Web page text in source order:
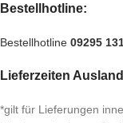
Bestellhotline:
Bestellhotline 09295
Lieferzeiten
*gilt für Lieferungen